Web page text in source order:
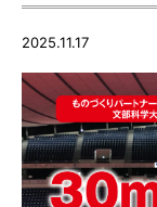
2025.11.17